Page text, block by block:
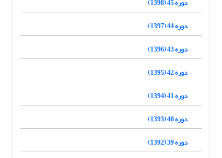
دوره 44 (1397)
دوره 43 (1396)
دوره 42 (1395)
دوره 41 (1394)
دوره 40 (1393)
دوره 39 (1392)